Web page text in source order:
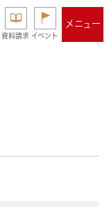
資料請求 イベント
メニュー